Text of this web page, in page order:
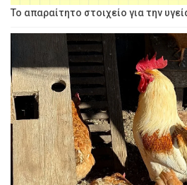
Το απαραίτητο στοιχείο για την